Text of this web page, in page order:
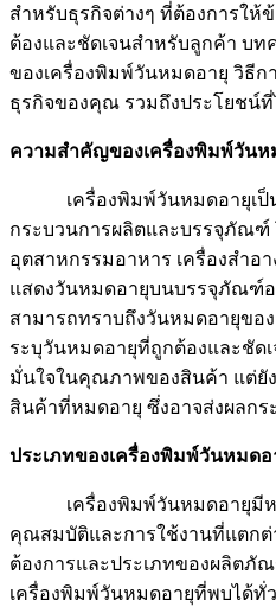
สำหรับธุรกิจต่างๆ ที่ต้องการใ
ต้องและชัดเจนสำหรับลูกค้า บ
ของเครื่องพิมพ์วันหมดอายุ วิธีก
ธุรกิจของคุณ รวมถึงประโยชน์ที่
ความสำคัญของเครื่องพิมพ์วันห
เครื่องพิมพ์วันหมดอายุเป็
กระบวนการผลิตและบรรจุภัณฑ์
อุตสาหกรรมอาหาร เครื่องสำอ
แสดงวันหมดอายุบนบรรจุภัณฑ์อ
สามารถทราบถึงวันหมดอายุขอ
ระบุวันหมดอายุที่ถูกต้องและชัด
มั่นใจในคุณภาพของสินค้า แต่ยั
สินค้าที่หมดอายุ ซึ่งอาจส่งผลก
ประเภทของเครื่องพิมพ์วันหมดอ
เครื่องพิมพ์วันหมดอายุมีหล
คุณสมบัติและการใช้งานที่แตก
ต้องการและประเภทของผลิตภั
เครื่องพิมพ์วันหมดอายุที่พบได้ทั่